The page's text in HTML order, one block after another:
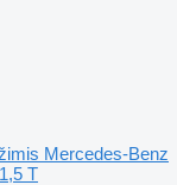
Mercedes-Benz
T